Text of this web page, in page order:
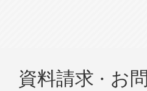
資料請求 · お